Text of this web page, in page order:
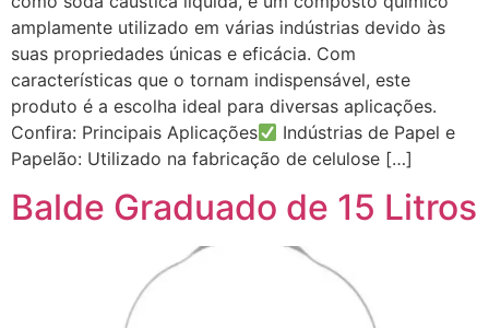
amplamente utilizado em várias indústrias devido às
suas propriedades únicas e eficácia. Com
características que o tornam indispensável, este
produto é a escolha ideal para diversas aplicações.
Confira: Principais Aplicações
Indústrias de Papel e
Papelão: Utilizado na fabricação de celulose […]
Balde Graduado de 15 Litros